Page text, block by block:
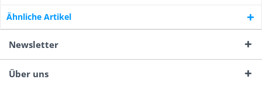
Ähnliche Artikel
Newsletter
Über uns